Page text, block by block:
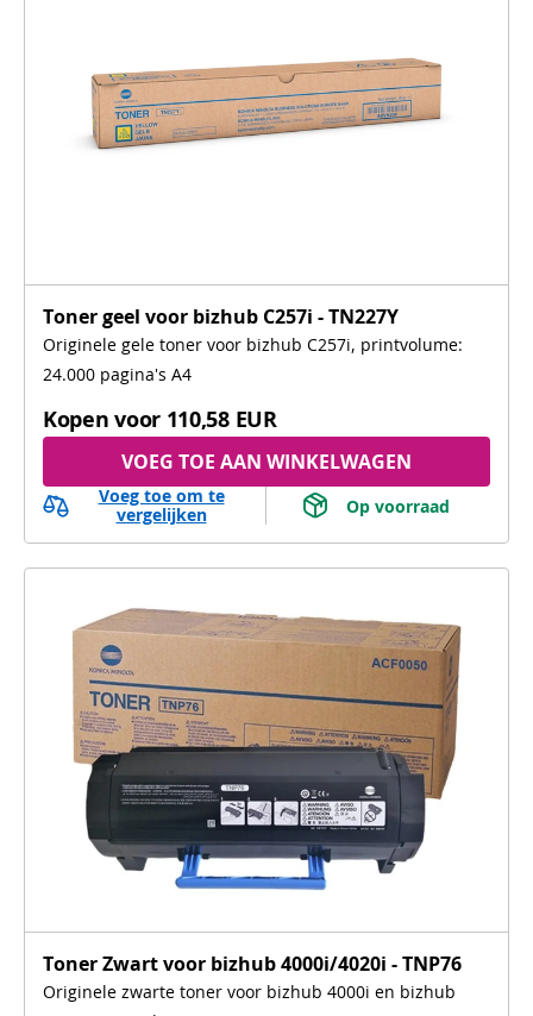
Toner geel voor bizhub C257i - TN227Y
Originele gele toner voor bizhub C257i, printvolume:
24.000 pagina's A4
Kopen voor 110,58 EUR
VOEG TOE AAN WINKELWAGEN
Voeg toe om te
vergelijken
Op voorraad
Toner Zwart voor bizhub 4000i/4020i - TNP76
Originele zwarte toner voor bizhub 4000i en bizhub